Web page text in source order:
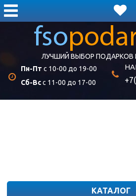
ЛУЧШИЙ ВЫБОР ПОДАРКОВ
Пн-Пт с 10-00 до 19-00
Сб-Всс 11-00 до 17-00
КАТАЛОГ